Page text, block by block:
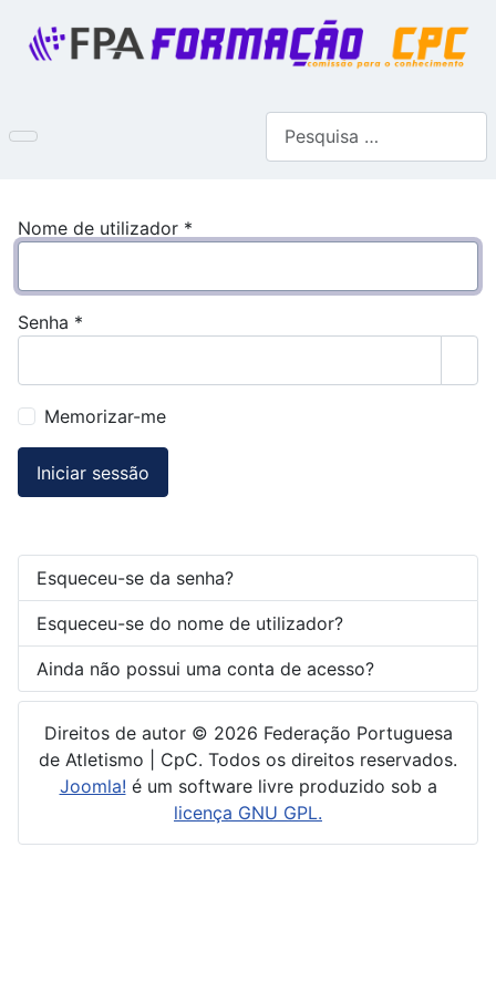
Nome de utilizador *
Senha *
Memorizar-me
Iniciar sessão
Esqueceu-se da senha?
Esqueceu-se do nome de utilizador?
Ainda não possui uma conta de acesso?
Direitos de autor © 2026 Federação Portuguesa
de Atletismo | CpC. Todos os direitos reservados.
Joomla! é um software livre produzido sob a
licença GNU GPL.